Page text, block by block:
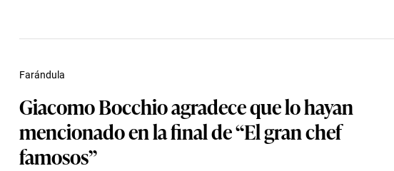
Giacomo Bocchio agradece que lo hayan
mencionado en la final de “El gran chef
famosos”
Farándula